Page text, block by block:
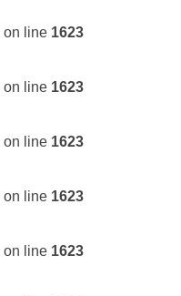
on line 1623
on line 1623
on line 1623
on line 1623
on line 1623